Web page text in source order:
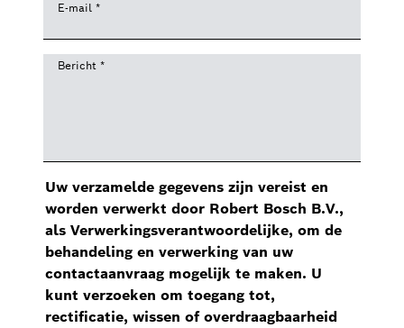
E-mail *
Bericht *
Uw verzamelde gegevens zijn vereist en
worden verwerkt door Robert Bosch B.V.,
als Verwerkingsverantwoordelijke, om de
behandeling en verwerking van uw
contactaanvraag mogelijk te maken. U
kunt verzoeken om toegang tot,
rectificatie, wissen of overdraagbaarheid